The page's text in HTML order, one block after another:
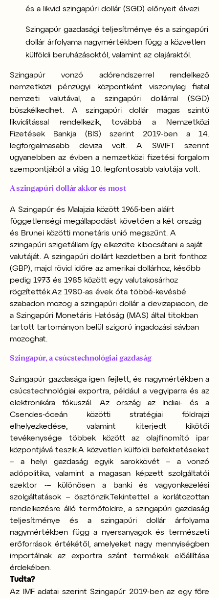
és a likvid szingapúri dollár (SGD) előnyeit élvezi.
Szingapúr gazdasági teljesítménye és a szingapúri
dollár árfolyama nagymértékben függ a közvetlen
külföldi beruházásoktól, valamint az olajáraktól.
Szingapúr vonzó adórendszerrel rendelkező
nemzetközi pénzügyi központként viszonylag fiatal
nemzeti valutával, a szingapúri dollárral (SGD)
büszkélkedhet. A szingapúri dollár magas szintű
likviditással rendelkezik, továbbá a Nemzetközi
Fizetések Bankja (BIS) szerint 2019-ben a 14.
legforgalmasabb deviza volt. A SWIFT szerint
ugyanebben az évben a nemzetközi fizetési forgalom
szempontjából a világ 10. legfontosabb valutája volt.
A szingapúri dollár akkor és most
A Szingapúr és Malajzia között 1965-ben aláírt
függetlenségi megállapodást követően a két ország
és Brunei közötti monetáris unió megszűnt. A
szingapúri szigetállam így elkezdte kibocsátani a saját
valutáját. A szingapúri dollárt kezdetben a brit fonthoz
(GBP), majd rövid időre az amerikai dollárhoz, később
pedig 1973 és 1985 között egy valutakosárhoz
rögzítették. Az 1980-as évek óta többé-kevésbé
szabadon mozog a szingapúri dollár a devizapiacon, de
a Szingapúri Monetáris Hatóság (MAS) által titokban
tartott tartományon belül szigorú ingadozási sávban
mozoghat.
Szingapúr, a csúcstechnológiai gazdaság
Szingapúr gazdasága igen fejlett, és nagymértékben a
csúcstechnológiai exportra, például a vegyiparra és az
elektronikára fókuszál. Az ország az Indiai- és a
Csendes-óceán közötti stratégiai földrajzi
elhelyezkedése, valamint kiterjedt kikötői
tevékenysége többek között az olajfinomító ipar
központjává teszik.A közvetlen külföldi befektetéseket
– a helyi gazdaság egyik sarokkövét – a vonzó
adópolitika, valamint a magasan képzett szolgáltatói
szektor -– különösen a banki és vagyonkezelési
szolgáltatások – ösztönzik. Tekintettel a korlátozottan
rendelkezésre álló termőföldre, a szingapúri gazdaság
teljesítménye és a szingapúri dollár árfolyama
nagymértékben függ a nyersanyagok és természeti
erőforrások értékétől, amelyeket nagy mennyiségben
importálnak az exportra szánt termékek előállítása
érdekében.
Tudta?
Az IMF adatai szerint Szingapúr 2019-ben az egy főre